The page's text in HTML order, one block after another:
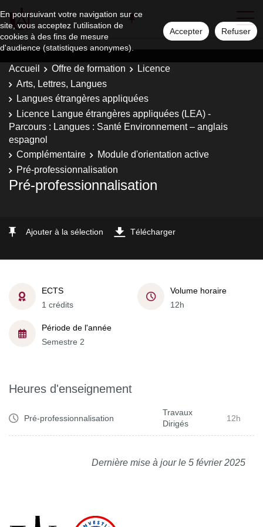
En poursuivant votre navigation sur ce
site, vous acceptez l'utilisation de
cookies à des fins de mesure
d'audience (statistiques anonymes).
Accepter Refuser
Accueil Offre de formation
Licence
Arts, Lettres, Langues
Langues étrangères appliquées
Licence Langue étrangères appliquées (LEA) -
Parcours : Langues : Santé Environnement – anglais
espagnol
Complémentaire
Module d'orientation active
Pré-professionnalisation
Pré-professionnalisation
Ajouter à la sélection Télécharger
ECTS
1 crédits
Volume horaire
12h
Période de l'année
Semestre 2
Heures d'enseignement
Pré-professionnalisation
Travaux
Dirigés
12h
Dernière mise à jour le 5 février 2025